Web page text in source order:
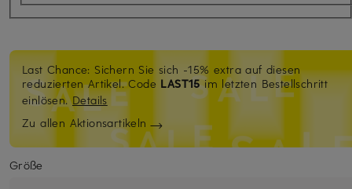
Last Chance: Sichern Sie sich -15% extra auf diesen
reduzierten Artikel. Code LAST15im letzten Bestellschritt
einlösen.Details
Zu allen Aktionsartikeln
Größe